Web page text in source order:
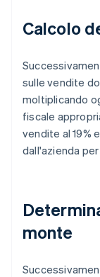
Calcolo
sulle vendite
moltiplicando
fiscale
vendite al 19%
dall'azienda per
monte